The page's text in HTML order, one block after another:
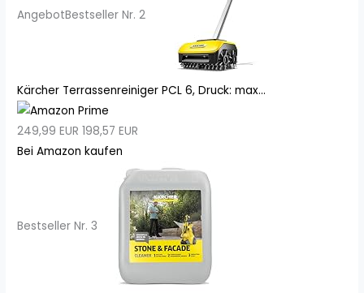
AngebotBestseller Nr. 2
Kärcher Terrassenreiniger PCL 6, Druck: max...
249,99 EUR 198,57 EUR
Bei Amazon kaufen
Bestseller Nr. 3